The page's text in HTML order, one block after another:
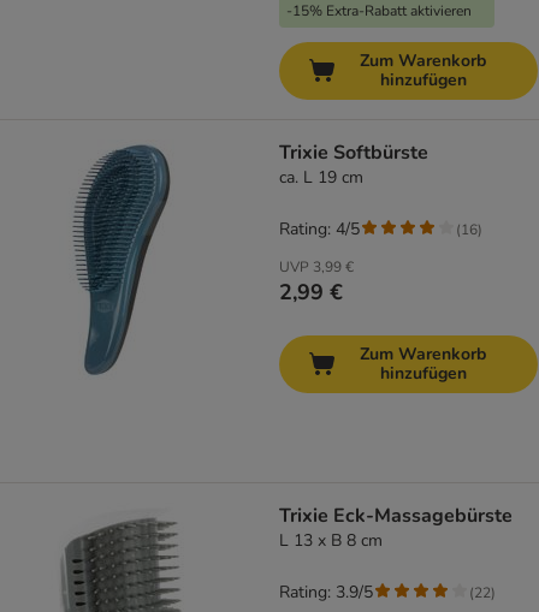
-15% Extra-Rabatt aktivieren
Zum Warenkorb
hinzufügen
Trixie Softbürste
ca. L 19 cm
UVP 3,99 €
2,99 €
Rating: 4/5 (16)
Zum Warenkorb
hinzufügen
Trixie Eck-Massagebürste
L 13 x B 8 cm
Rating: 3.9/5 (22)